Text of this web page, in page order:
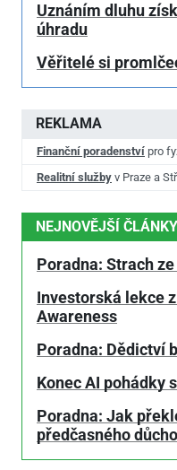
REKLAMA
Finanční poradenství pro
Realitní služby v Praze a
NEJNOVĚJŠÍ ČLÁNKY
Poradna: Strach
Investorská lekce
Awareness
Poradna: Dědictví
Konec AI pohádky
Poradna: Jak
předčasného
Uznáním dluhu
úhradu
Věřitelé si